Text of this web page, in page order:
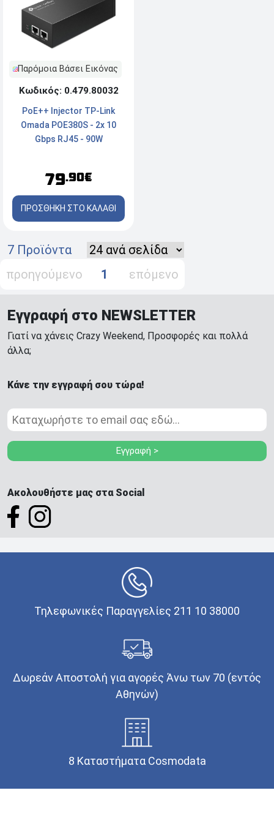
Παρόμοια Βάσει Εικόνας
Κωδικός: 0.479.80032
PoE++ Injector TP-Link
Omada POE380S - 2x 10
Gbps RJ45 - 90W
79.90€
ΠΡΟΣΘΗΚΗ ΣΤΟ ΚΑΛΑΘΙ
7 Προϊόντα
προηγούμενο
1 επόμενο
Εγγραφή στο NEWSLETTER
Γιατί να χάνεις Crazy Weekend, Προσφορές και πολλά
άλλα;
Κάνε την εγγραφή σου τώρα!
Εγγραφή >
Ακολουθήστε μας στα Social
Τηλεφωνικές Παραγγελίες 211 10 38000
Δωρεάν Αποστολή για αγορές Άνω των 70 (εντός
Αθηνών)
8 Καταστήματα Cosmodata